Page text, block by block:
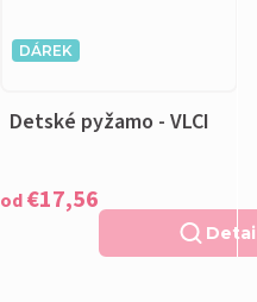
DÁREK
Detské pyžamo - VLCI
od€17,56